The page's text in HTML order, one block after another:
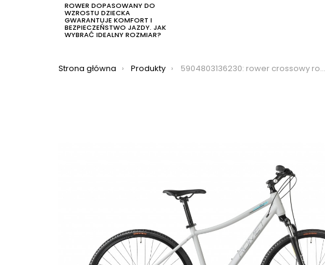
ROWER DOPASOWANY DO
WZROSTU DZIECKA
GWARANTUJE KOMFORT I
BEZPIECZEŃSTWO JAZDY. JAK
WYBRAĆ IDEALNY ROZMIAR?
Jesteś tutaj:
Strona główna Produkty 5904803136230: rower crossowy romet orkan 3 d 2023, kolor szary-niebieski, rozmiar 18″